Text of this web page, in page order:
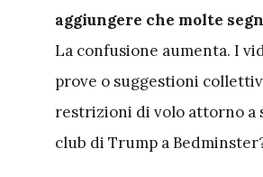
aggiungere che molte
La confusione aumenta. I
prove o suggestioni
restrizioni di volo attorno a
club di Trump a